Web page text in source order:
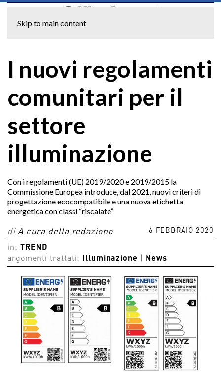
Skip to main content
I nuovi regolamenti
comunitari per il
settore
illuminazione
Con i regolamenti (UE) 2019/2020 e 2019/2015 la
Commissione Europea introduce, dal 2021, nuovi criteri di
progettazione ecocompatibile e una nuova etichetta
energetica con classi “riscalate”
di A cura della redazione 6 FEBBRAIO 2020
in:
TREND
argomenti trattati:
Illuminazione News